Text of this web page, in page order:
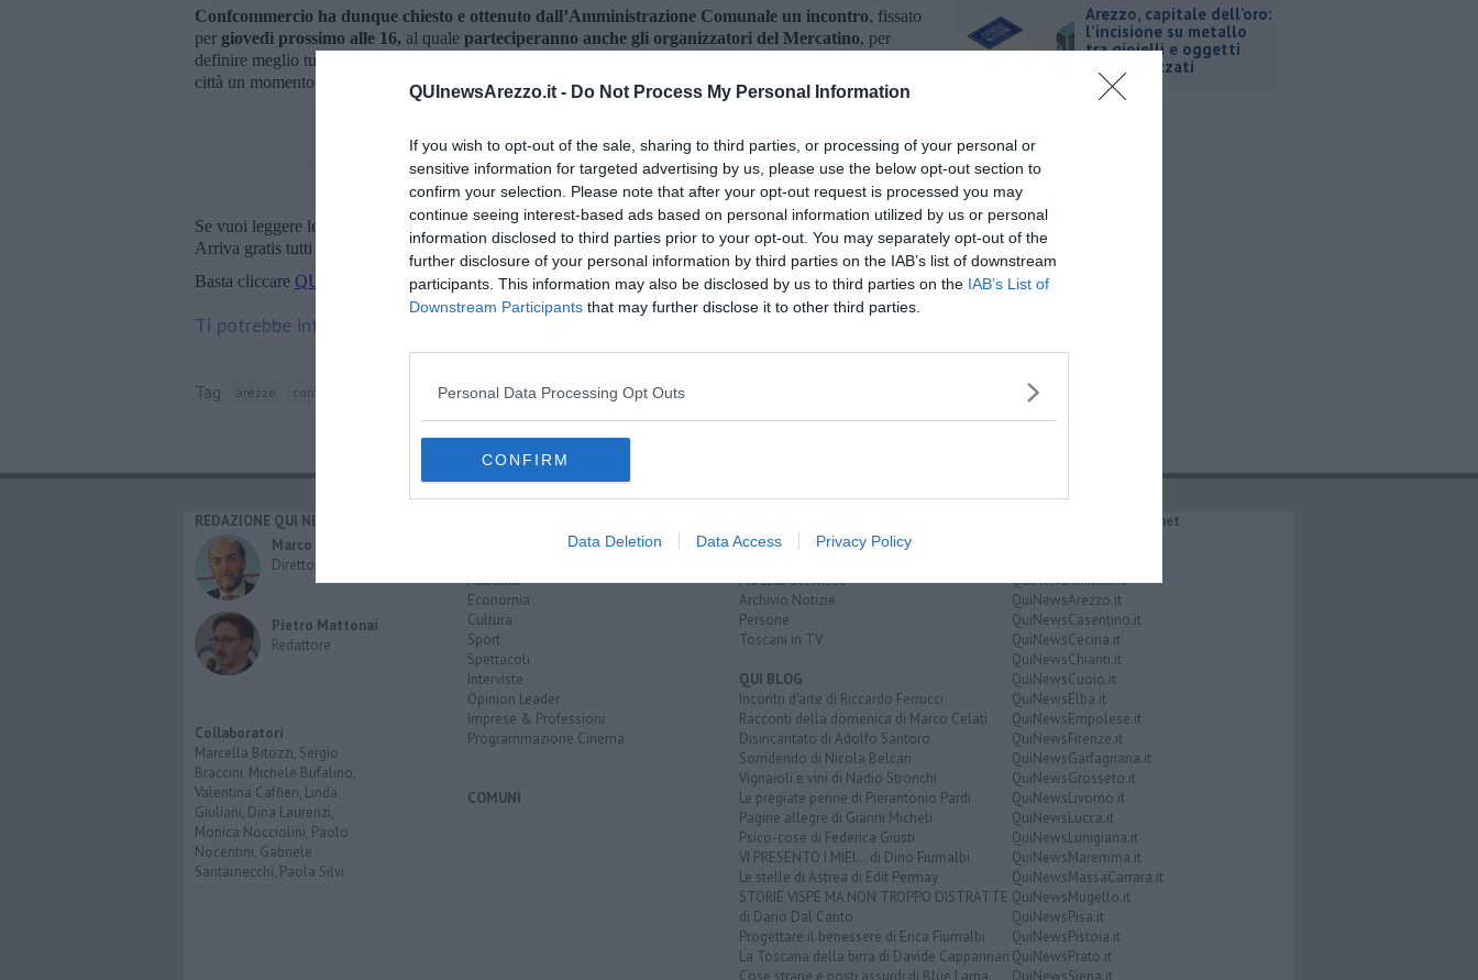
QUInewsArezzo.it - Do Not Process My Personal Information
If you wish to opt-out of the sale, sharing to third parties, or processing of your personal or
sensitive information for targeted advertising by us, please use the below opt-out section to
confirm your selection. Please note that after your opt-out request is processed you may
continue seeing interest-based ads based on personal information utilized by us or personal
information disclosed to third parties prior to your opt-out. You may separately opt-out of the
further disclosure of your personal information by third parties on the IAB’s list of downstream
participants. This information may also be disclosed by us to third parties on the IAB’s List of
Downstream Participants that may further disclose it to other third parties.
Personal Data Processing Opt Outs
CONFIRM
Data Deletion Data Access Privacy Policy
Confcommercio ha dunque chiesto e ottenuto dall’Amministrazione Comunale un incontro, fissato
per giovedì prossimo alle 16, al quale parteciperanno anche gli organizzatori del Mercatino, per
definire meglio tutti gli aspetti tecnici dell’evento che, se riportato alla sua natura originaria, può offrire alla
città un momento importante di condivisione.
Se vuoi leggere le notizie principali della Toscana iscriviti alla Newsletter QUInews - ToscanaMedia.
Arriva gratis tutti i giorni alle 20:00 direttamente nella tua casella di posta.
Basta cliccare QUI
Ti potrebbe interessare anche:
Tag arezzo confcommercio partita iva etica commercio concorrenza sleale
Arezzo, capitale dell’oro:
l’incisione su metallo
tra gioielli e oggetti
personalizzati
REDAZIONE QUI NEWS
Marco Migli
Direttore Responsabile
Pietro Mattonai
Redattore
Collaboratori
Marcella Bitozzi, Sergio
Braccini, Michele Bufalino,
Valentina Caffieri, Linda
Giuliani, Dina Laurenzi,
Monica Nocciolini, Paolo
Nocentini, Gabriele
Santarnecchi, Paola Silvi.
Attualità
Economia
Cultura
Sport
Spettacoli
Interviste
Opinion Leader
Imprese & Professioni
Programmazione Cinema
COMUNI
Le notizie di oggi
Più Letti del mese
Archivio Notizie
Persone
Toscani in TV
QUI BLOG
Incontri d'arte di Riccardo Ferrucci
Racconti della domenica di Marco Celati
Disincantato di Adolfo Santoro
Sorridendo di Nicola Belcari
Vignaioli e vini di Nadio Stronchi
Le pregiate penne di Pierantonio Pardi
Pagine allegre di Gianni Micheli
Psico-cose di Federica Giusti
VI PRESENTO I MIEI... di Dino Fiumalbi
Le stelle di Astrea di Edit Permay
STORIE VISPE MA NON TROPPO DISTRATTE
di Dario Dal Canto
Progettare il benessere di Erica Fiumalbi
La Toscana della birra di Davide Cappannari
IL NETWORK QuiNews.net
QuiNewsAnimali.it
QuiNewsArezzo.it
QuiNewsCasentino.it
QuiNewsCecina.it
QuiNewsChianti.it
QuiNewsCuoio.it
QuiNewsElba.it
QuiNewsEmpolese.it
QuiNewsFirenze.it
QuiNewsGarfagnana.it
QuiNewsGrosseto.it
QuiNewsLivorno.it
QuiNewsLucca.it
QuiNewsLunigiana.it
QuiNewsMaremma.it
QuiNewsMassaCarrara.it
QuiNewsMugello.it
QuiNewsPisa.it
QuiNewsPistoia.it
QuiNewsPrato.it